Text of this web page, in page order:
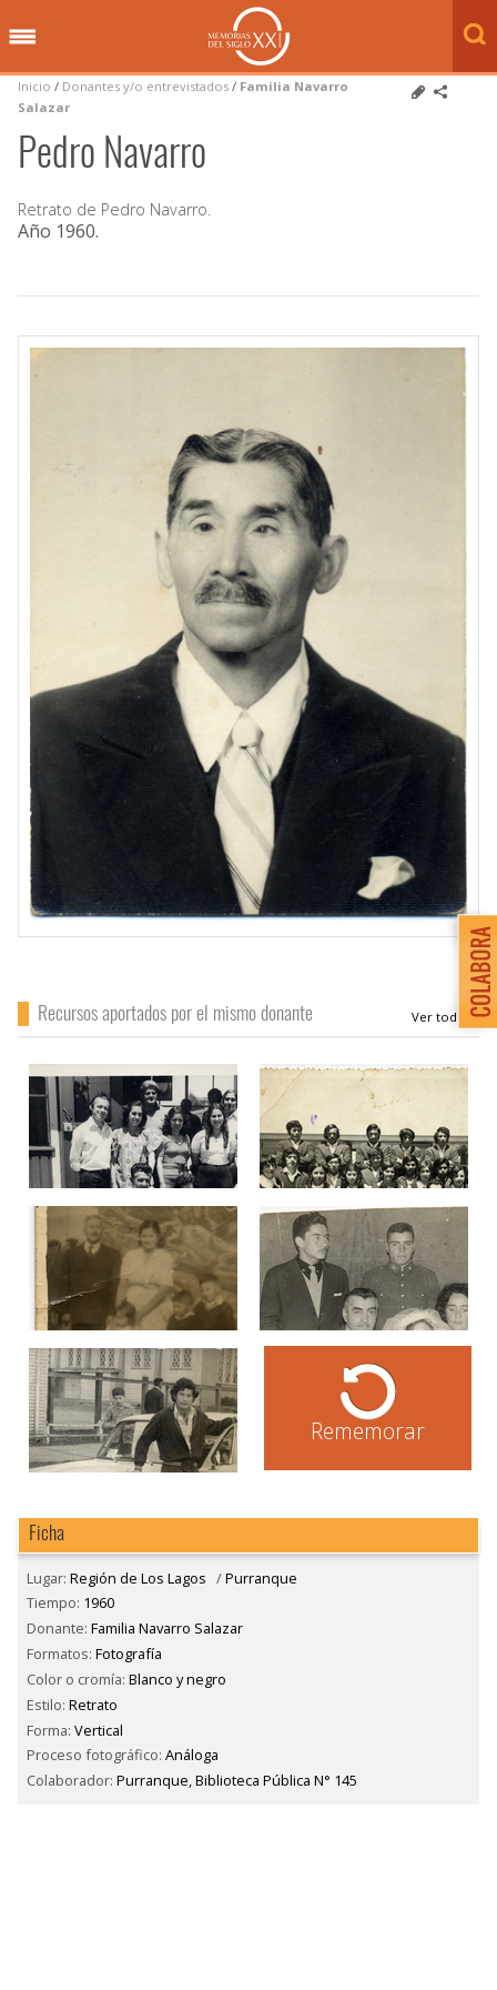
Inicio / Donantes y/o entrevistados / Familia Navarro
Salazar
Pedro Navarro
Retrato de Pedro Navarro.
Año 1960.
Recursos aportados por el mismo donante
Rememorar
Ficha
Lugar: Región de Los Lagos /Purranque
Tiempo: 1960
Donante: Familia Navarro Salazar
Formatos: Fotografía
Color o cromía: Blanco y negro
Estilo: Retrato
Forma: Vertical
Proceso fotográfico: Análoga
Colaborador: Purranque, Biblioteca Pública N° 145